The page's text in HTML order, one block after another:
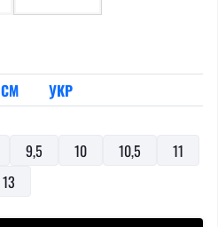
СМ УКР
9,5 10 10,5
11
13